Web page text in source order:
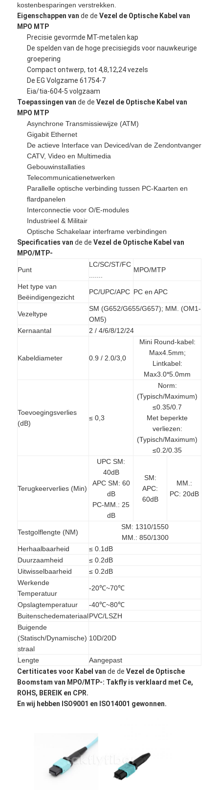
Huis
Producten
Fabrieksreis
Nieuws
MPO MTP
vezel optische plc splitser
vezel optische patchcord
vezel optische vlecht
vezel optische adapter
vezel optische schakelaar
vezel optische demper
Doos van de vezel de Optische Beëindiging
Paneel van het vezel het optische flard
vezel optische media convertor
De Schakelaar van de Ethernetvezel
kostenbesparingen verstrekken.
Eigenschappenvan de deVezel de Optische Kabel van
MPO MTP
Precisie gevormde MT-metalen kap
De spelden van de hoge precisiegids voor nauwkeurige
groepering
Compact ontwerp, tot 4,8,12,24 vezels
De EG Volgzame 61754-7
Eia/tia-604-5 volgzaam
Toepassingen van de deVezel de Optische Kabel van
MPO MTP
Asynchrone Transmissiewijze (ATM)
Gigabit Ethernet
De actieve Interface van Deviced/van de Zendontvanger
CATV, Video en Multimedia
Gebouwinstallaties
Telecommunicatienetwerken
Parallelle optische verbinding tussen PC-Kaarten en
flardpanelen
Interconnectie voor O/E-modules
Industrieel & Militair
Optische Schakelaar interframe verbindingen
Specificaties van de deVezel de Optische Kabel van
MPO/MTP-
Punt
LC/SC/ST/FC
MPO/MTP
Het type van
Beëindigengezicht
PC/UPC/APC PC en APC
Vezeltype
SM (G652/G655/G657); MM. (OM1-
OM5)
Kernaantal
2 / 4/6/8/12/24
Kabeldiameter 0.9 / 2.0/3,0
Mini Round-kabel:
Max4.5mm;
Lintkabel:
Max3.0*5.0mm
Toevoegingsverlies
(dB)
≤ 0,3
Norm:
(Typisch/Maximum)
≤0.35/0.7
Met beperkte
verliezen:
(Typisch/Maximum)
≤0.2/0.35
Terugkeerverlies (Min)
UPC SM:
40dB
APC SM: 60
dB
PC-MM.: 25
dB
SM:
APC:
60dB
MM.:
PC: 20dB
Testgolflengte (NM)
SM: 1310/1550
MM.: 850/1300
Herhaalbaarheid
≤ 0.1dB
Duurzaamheid
≤ 0.2dB
Uitwisselbaarheid
≤ 0.2dB
Werkende
Temperatuur
-20℃~70℃
Opslagtemperatuur
-40℃~80℃
BuitenschedemateriaalPVC/LSZH
Buigende
(Statisch/Dynamische)
straal
10D/20D
Lengte
Aangepast
Certiticates voor Kabel van de deVezel de Optische
Boomstam van MPO/MTP-: Takfly is verklaard met Ce,
ROHS, BEREIK en CPR.
En wij hebben ISO9001 en ISO14001 gewonnen.